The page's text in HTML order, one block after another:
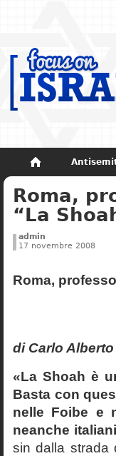
Non dimenticare
Roma,
“La
admin
17 novembre 2008
Roma,
di Carlo
«La Shoah è
Basta con
nelle Foibe e
neanche
sin dalla strada